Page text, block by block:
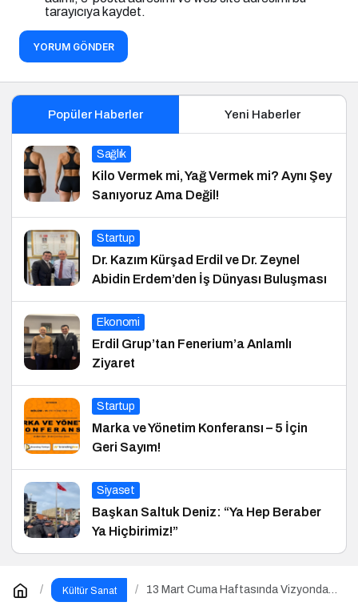
tarayıcıya kaydet.
YORUM GÖNDER
Popüler Haberler Yeni Haberler
Sağlık
Kilo Vermek mi, Yağ Vermek mi? Aynı Şey
Sanıyoruz Ama Değil!
Startup
Dr. Kazım Kürşad Erdil ve Dr. Zeynel
Abidin Erdem’den İş Dünyası Buluşması
Ekonomi
Erdil Grup’tan Fenerium’a Anlamlı
Ziyaret
Startup
Marka ve Yönetim Konferansı – 5 İçin
Geri Sayım!
Siyaset
Başkan Saltuk Deniz: “Ya Hep Beraber
Ya Hiçbirimiz!”
Kültür Sanat
13 Mart Cuma Haftasında Vizyonda